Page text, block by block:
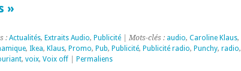
»
: Actualités, Extraits Audio, Publicité| Mots-clés : audio, Caroline Klaus,
, Ikea, Klaus, Promo, Pub, Publicité, Publicité radio, Punchy, radio,
, voix, Voix off| Permaliens